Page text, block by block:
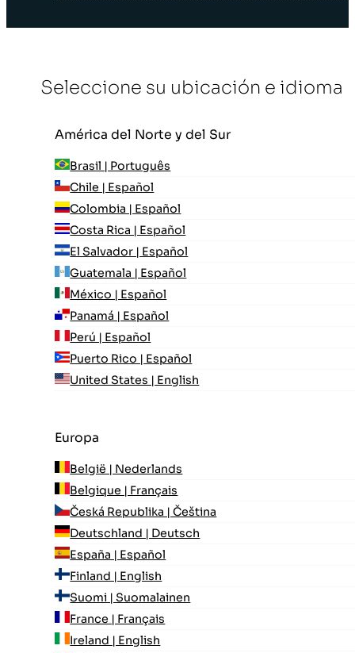
Seleccione su ubicación e idioma
América del Norte y del Sur
Brasil | Português
Chile | Español
Colombia | Español
Costa Rica | Español
El Salvador | Español
Guatemala | Español
México | Español
Panamá | Español
Perú | Español
Puerto Rico | Español
United States | English
Europa
België | Nederlands
Belgique | Français
Česká Republika | Čeština
Deutschland | Deutsch
España | Español
Finland | English
Suomi | Suomalainen
France | Français
Ireland | English